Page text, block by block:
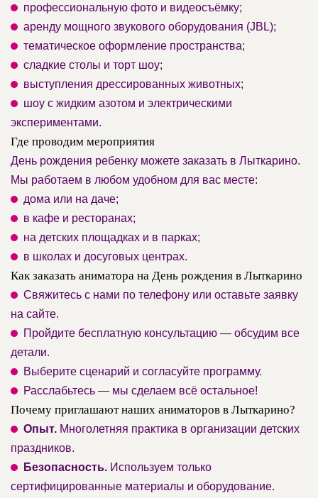
профессиональную фото и видеосъёмку;
аренду мощного звукового оборудования (JBL);
тематическое оформление пространства;
сладкие столы и торт шоу;
выступления дрессированных животных;
шоу с жидким азотом и электрическими
экспериментами.
Где проводим мероприятия
День рождения ребенку можете заказать в Лыткарино.
Мы работаем в любом удобном для вас месте:
дома или на даче;
в кафе и ресторанах;
на детских площадках и в парках;
в школах и досуговых центрах.
Как заказать аниматора на День рождения в Лыткарино
Свяжитесь с нами по телефону или оставьте заявку
на сайте.
Пройдите бесплатную консультацию — обсудим все
детали.
Выберите сценарий и согласуйте программу.
Расслабьтесь — мы сделаем всё остальное!
Почему приглашают наших аниматоров в Лыткарино?
Опыт. Многолетняя практика в организации детских
праздников.
Безопасность. Используем только
сертифицированные материалы и оборудование.